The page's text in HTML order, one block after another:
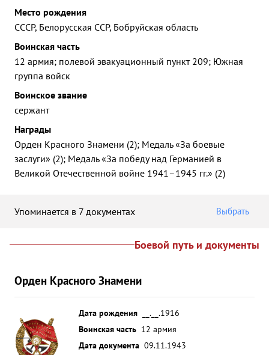
Место рождения
СССР, Белорусская ССР, Бобруйская область
Воинская часть
12 армия; полевой эвакуационный пункт 209; Южная
группа войск
Воинское звание
сержант
Награды
Орден Красного Знамени (2); Медаль «За боевые
заслуги» (2); Медаль «За победу над Германией в
Великой Отечественной войне 1941–1945 гг.» (2)
Упоминается в 7 документах Выбрать
Боевой путь и документы
Орден Красного Знамени
Дата рождения
__.__.1916
Воинская часть 12 армия
Дата документа 09.11.1943